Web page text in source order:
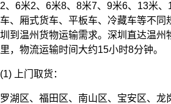
2、6米2、6米8、8米7、9米6、13米
车、厢式货车、平板车、冷藏车等不同
圳到温州货物运输需求。深圳直达温州
里，物流运输时间大约15小时8分钟。
(1) 上门取货：
罗湖区、福田区、南山区、宝安区、龙